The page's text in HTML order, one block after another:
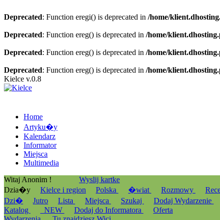
Deprecated: Function eregi() is deprecated in /home/
Deprecated: Function ereg() is deprecated in /home/
Deprecated: Function ereg() is deprecated in /home/
Deprecated: Function ereg() is deprecated in /home/
Kielce v.0.8
Home
Artyku�y
Kalendarz
Informator
Miejsca
Multimedia
Witaj Anonim !
Wyslij kartke
Dzia�y
Kielce i region Polska �wiat Rozmowy
Dzi�
Jutro Lista Miejsca Szukaj Dodaj Wydarzenie
Katalog
_NEW Dodaj do Informatora
Oferta